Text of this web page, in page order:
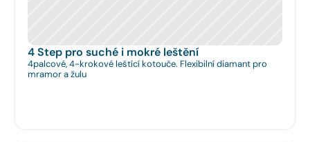
4 Step pro suché i mokré leštění
4palcové, 4-krokové leštící kotouče. Flexibilní diamant pro
mramor a žulu